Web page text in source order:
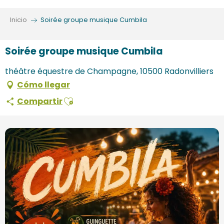
Inicio Soirée groupe musique Cumbila
Soirée groupe musique Cumbila
théâtre équestre de Champagne, 10500 Radonvilliers
Cómo llegar
CompartirAjouter aux favoris